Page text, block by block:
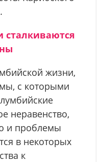
сталкиваются
жизни,
с которыми
неравенство,
и проблемы
в некоторых
к